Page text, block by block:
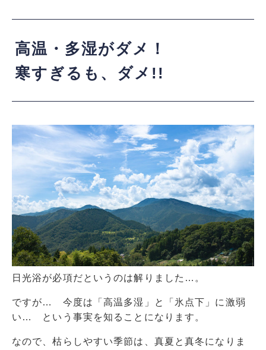
高温・多湿がダメ！
寒すぎるも、ダメ!!
日光浴が必項だというのは解りました…。
ですが… 今度は「高温多湿」と「氷点下」に激弱
い… という事実を知ることになります。
なので、枯らしやすい季節は、真夏と真冬になりま